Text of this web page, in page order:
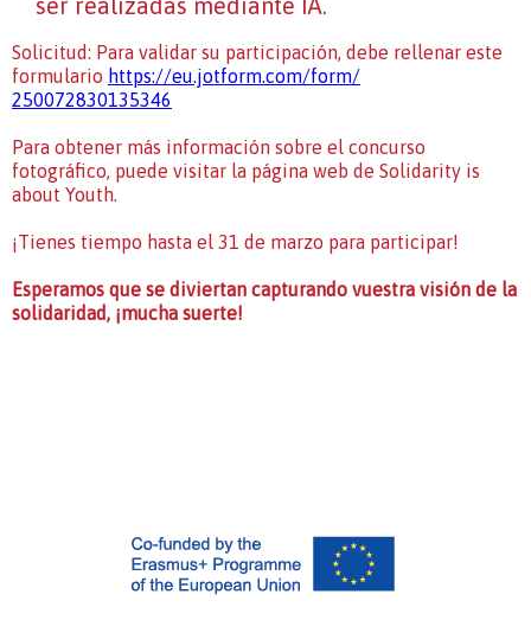
Solicitud: Para validar su participación, debe rellenar este
formulario https://eu.jotform.com/form/
250072830135346
Para obtener más información sobre el concurso
fotográfico, puede visitar la página web de Solidarity is
about Youth.
¡Tienes tiempo hasta el 31 de marzo para participar!
Esperamos que se diviertan capturando vuestra visión de la
solidaridad, ¡mucha suerte!